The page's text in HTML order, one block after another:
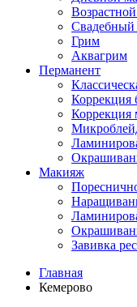
Грим
Аквагрим
Перманент
Коррекция
Коррекция
Макияж
Завивка
Главная
Кемерово